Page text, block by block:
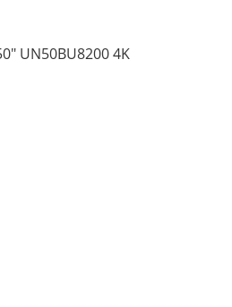
UN50BU8200 4K